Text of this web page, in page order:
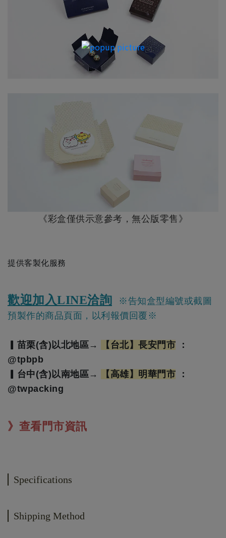
《彩盒僅供示意參考，無公版零售》
提供客製化服務
歡迎加入LINE洽詢 ※告知盒型編號或截圖
預製作的商品頁面，以利報價回覆 ※
▎苗栗(含)以北地區→ 【 台北】長安門市 ：
@tpbpb
▎台中(含)以南地區→ 【 高雄】明華門市
：
@twpacking
》 查看門市資訊
Specifications
Shipping Method